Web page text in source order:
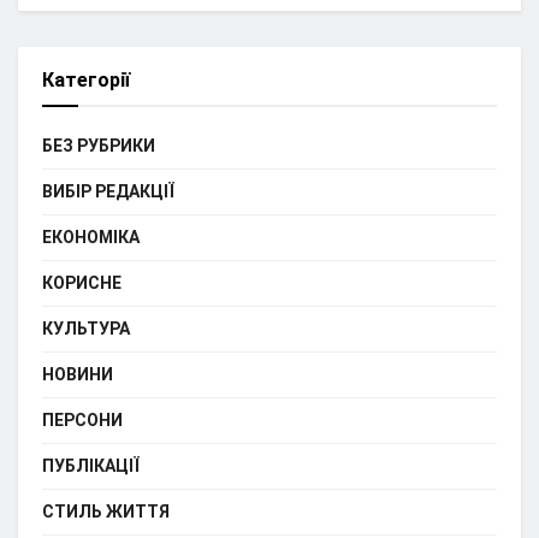
Категорії
БЕЗ РУБРИКИ
ВИБІР РЕДАКЦІЇ
ЕКОНОМІКА
КОРИСНЕ
КУЛЬТУРА
НОВИНИ
ПЕРСОНИ
ПУБЛІКАЦІЇ
СТИЛЬ ЖИТТЯ